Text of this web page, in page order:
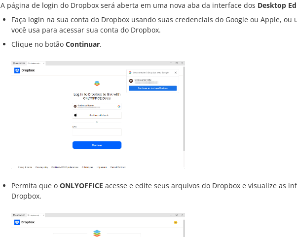
A página de login do Dropbox será aberta em uma nova aba da interface dos Desktop
Faça login na sua conta do Dropbox usando suas credenciais do Google ou Apple, ou
você usa para acessar sua conta do Dropbox.
Clique no botão Continuar.
Permita que o ONLYOFFICE acesse e edite seus arquivos do Dropbox e visualize as
Dropbox.